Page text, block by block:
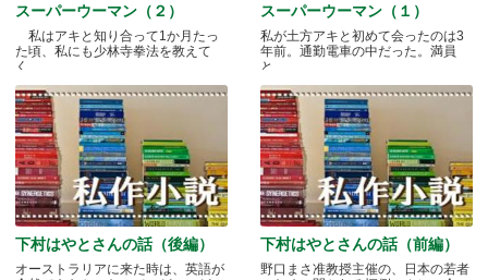
スーパーウーマン（２）
私はアキと知り合って1か月たっ
た頃、私にも少林寺拳法を教えて
く.....
スーパーウーマン（１）
私が土方アキと初めて会ったのは3
年前。通勤電車の中だった。満員
と.....
下村はやとさんの話（後編）
オーストラリアに来た時は、英語が
下村はやとさんの話（前編）
野口まさ准教授主催の、日本の若者